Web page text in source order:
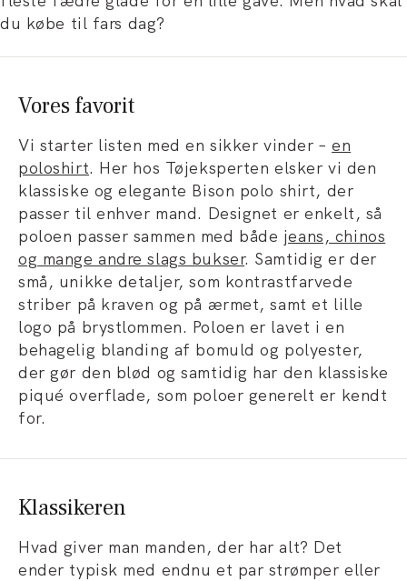
du købe til fars dag?
Vores favorit
Vi starter listen med en sikker vinder –en
poloshirt. Her hos Tøjeksperten elsker vi den
klassiske og elegante Bison polo shirt, der
passer til enhver mand. Designet er enkelt, så
poloen passer sammen med både jeans, chinos
og mange andre slags bukser. Samtidig er der
små, unikke detaljer, som kontrastfarvede
striber på kraven og på ærmet, samt et lille
logo på brystlommen. Poloen er lavet i en
behagelig blanding af bomuld og polyester,
der gør den blød og samtidig har den klassiske
piqué overflade, som poloer generelt er kendt
for.
Klassikeren
Hvad giver man manden, der har alt? Det
ender typisk med endnu et par strømper eller